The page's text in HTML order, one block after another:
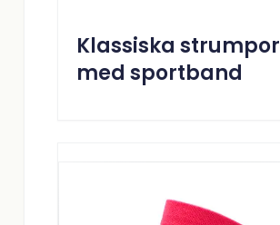
Klassiska strumpor
med sportband